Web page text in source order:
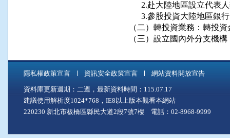
2.赴大陸地區設立代
3.參股投資大陸地區銀
（二）轉投資業務：轉投
（三）設立國內外分支機
隱私權政策宣言 資訊安全政策宣言 網站資料開放宣告
資料庫更新週期：二週，最新資料時間：115.07.17
建議使用解析度1024*768，IE8以上版本觀看本網站
220230 新北市板橋區縣民大道2段7號7樓 電話：02-8968-9999